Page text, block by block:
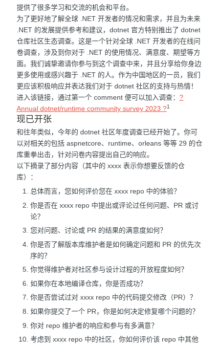
提供了很多学习和交流的机会和平台。
为了更好地了解全球 .NET 开发者的情况和需求，并且为未来
.NET 的发展提供参考和建议，dotnet 官方特别推出了 dotnet
仓库社区生态调查。这是一个针对全球 .NET 开发者的在线问
卷调查，涉及到你对于 .NET 的使用情况、满意度、期望等方
面。我们诚挚邀请你参与到这个调查中来，并且分享给你身边
更多使用或感兴趣于 .NET 的人。作为中国地区的一员，我们
更应该积极响应并表达我们对于 dotnet 社区的支持与热情！
进入该链接，通过第一个 comment 便可以加入调查： ?
Annual dotnet/runtime community survey 2023 ?1
现已开张
和往年类似，今年的 dotnet 社区年度调查已经开始了。你可
以对相关的包括 aspnetcore、runtime、orleans 等等 29 的仓
库重拳出击，针对问卷内容提出自己的响应。
以下摘录了部分内容（其中的 xxxx 表示你想要反馈的仓
库）：
总体而言，您如何评价您在 xxxx repo 中的体验？
你是否在 xxxx repo 中提出或评论过任何问题、PR 或讨
论？
您对问题、讨论或 PR 的结果的满意度如何？
你是否了解版本库维护者是如何确定问题和 PR 的优先次
序的？
你觉得维护者对社区参与设计过程的开放程度如何？
如果你在本地编译仓库，你是否成功？
你是否尝试过对 xxxx repo 中的代码提交修改（PR）？
如果你提交了一个 PR，你是如何决定修复哪个问题的？
你对 repo 维护者的响应和参与有多满意？
考虑到 xxxx repo 中的社区，你如何评价该 repo 中其他